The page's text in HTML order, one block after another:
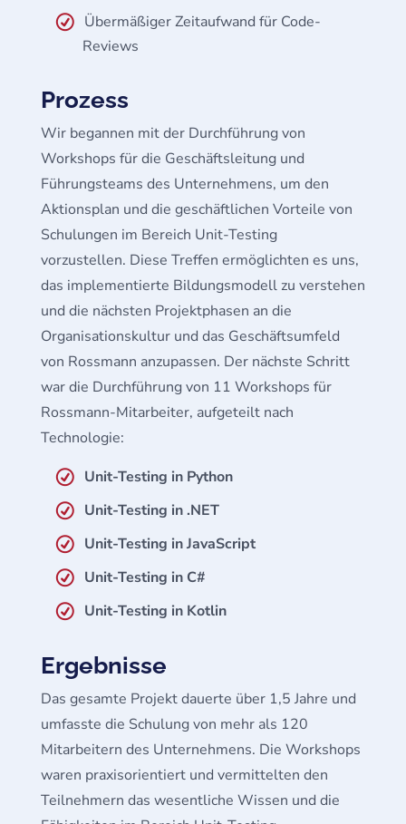
Übermäßiger Zeitaufwand für Code-
Reviews
Prozess
Wir begannen mit der Durchführung von
Workshops für die Geschäftsleitung und
Führungsteams des Unternehmens, um den
Aktionsplan und die geschäftlichen Vorteile von
Schulungen im Bereich Unit-Testing
vorzustellen. Diese Treffen ermöglichten es uns,
das implementierte Bildungsmodell zu verstehen
und die nächsten Projektphasen an die
Organisationskultur und das Geschäftsumfeld
von Rossmann anzupassen. Der nächste Schritt
war die Durchführung von 11 Workshops für
Rossmann-Mitarbeiter, aufgeteilt nach
Technologie:
Unit-Testing in Python
Unit-Testing in .NET
Unit-Testing in JavaScript
Unit-Testing in C#
Unit-Testing in Kotlin
Ergebnisse
Das gesamte Projekt dauerte über 1,5 Jahre und
umfasste die Schulung von mehr als 120
Mitarbeitern des Unternehmens. Die Workshops
waren praxisorientiert und vermittelten den
Teilnehmern das wesentliche Wissen und die